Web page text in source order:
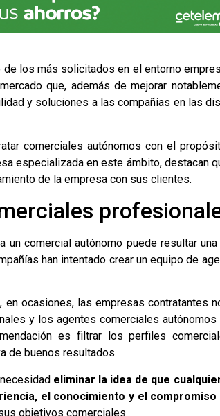
de los más solicitados en el entorno
que, además de mejorar
y soluciones a las compañías en las
comerciales autónomos con el
especializada en este ámbito, destacan
de la empresa con sus clientes.
comercial autónomo puede resultar
han intentado crear un equipo de
ocasiones, las empresas contratantes
y los agentes comerciales
es filtrar los perfiles
de buenos resultados.
eliminar la idea de que
el conocimiento y el
objetivos comerciales.